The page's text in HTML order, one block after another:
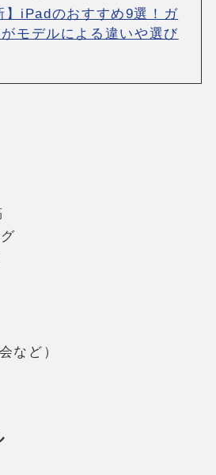
】iPadのおすすめ9選！ガ
モデルによる違いや選び
など）